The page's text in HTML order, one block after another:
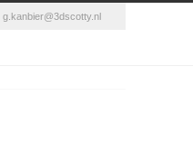
g.kanbier@3dscotty.nl